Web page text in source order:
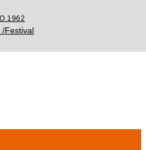
1962
/Festival